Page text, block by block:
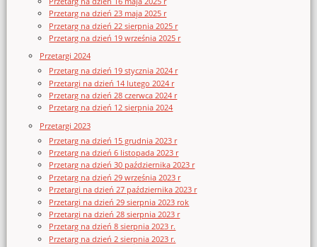
Przetarg na dzień 23 maja 2025 r
Przetarg na dzień 22 sierpnia 2025 r
Przetarg na dzień 19 września 2025 r
Przetargi 2024
Przetarg na dzień 19 stycznia 2024 r
Przetargi na dzień 14 lutego 2024 r
Przetarg na dzień 28 czerwca 2024 r
Przetarg na dzień 12 sierpnia 2024
Przetargi 2023
Przetarg na dzień 15 grudnia 2023 r
Przetarg na dzień 6 listopada 2023 r
Przetarg na dzień 30 października 2023 r
Przetarg na dzień 29 września 2023 r
Przetargi na dzień 27 października 2023 r
Przetargi na dzień 29 sierpnia 2023 rok
Przetargi na dzień 28 sierpnia 2023 r
Przetarg na dzień 8 sierpnia 2023 r.
Przetarg na dzień 2 sierpnia 2023 r.